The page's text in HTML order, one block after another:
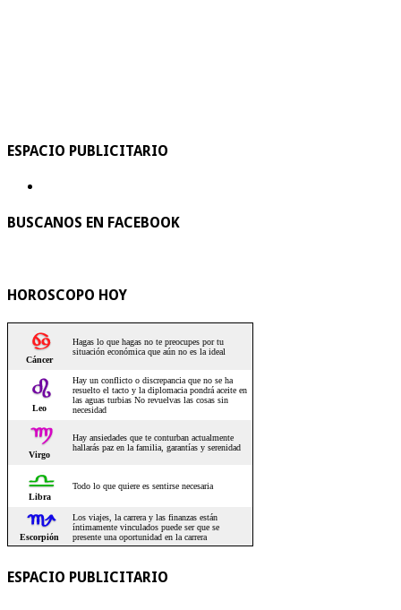
ESPACIO PUBLICITARIO
BUSCANOS EN FACEBOOK
HOROSCOPO HOY
ESPACIO PUBLICITARIO